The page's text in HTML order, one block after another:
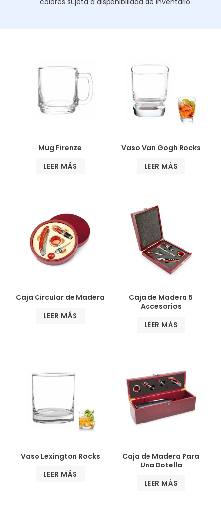
colores sujeta a disponibilidad de inventario.
Mug Firenze
LEER MÁS
Vaso Van Gogh Rocks
LEER MÁS
Caja Circular de Madera
LEER MÁS
Caja de Madera 5
Accesorios
LEER MÁS
Vaso Lexington Rocks
LEER MÁS
Caja de Madera Para
Una Botella
LEER MÁS